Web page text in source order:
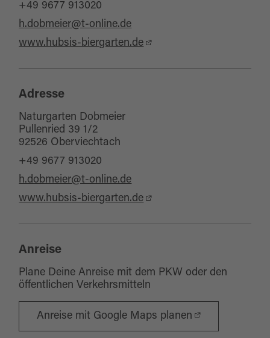
+49 9677 913020
h.dobmeier@t-online.de
www.hubsis-biergarten.de
Adresse
Naturgarten Dobmeier
Pullenried 39 1/2
92526 Oberviechtach
+49 9677 913020
h.dobmeier@t-online.de
www.hubsis-biergarten.de
Anreise
Plane Deine Anreise mit dem PKW oder den
öffentlichen Verkehrsmitteln
Anreise mit Google Maps planen